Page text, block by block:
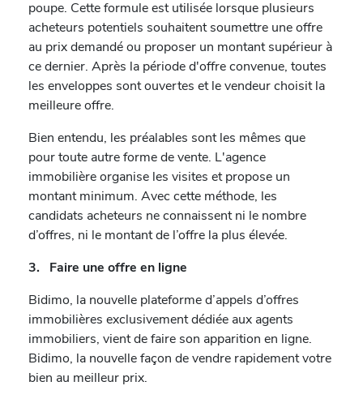
poupe. Cette formule est utilisée lorsque plusieurs
acheteurs potentiels souhaitent soumettre une offre
au prix demandé ou proposer un montant supérieur à
ce dernier. Après la période d'offre convenue, toutes
les enveloppes sont ouvertes et le vendeur choisit la
meilleure offre.
Bien entendu, les préalables sont les mêmes que
pour toute autre forme de vente. L'agence
immobilière organise les visites et propose un
montant minimum. Avec cette méthode, les
candidats acheteurs ne connaissent ni le nombre
d’offres, ni le montant de l’offre la plus élevée.
3. Faire une offre en ligne
Bidimo, la nouvelle plateforme d’appels d’offres
immobilières exclusivement dédiée aux agents
immobiliers, vient de faire son apparition en ligne.
Bidimo, la nouvelle façon de vendre rapidement votre
bien au meilleur prix.